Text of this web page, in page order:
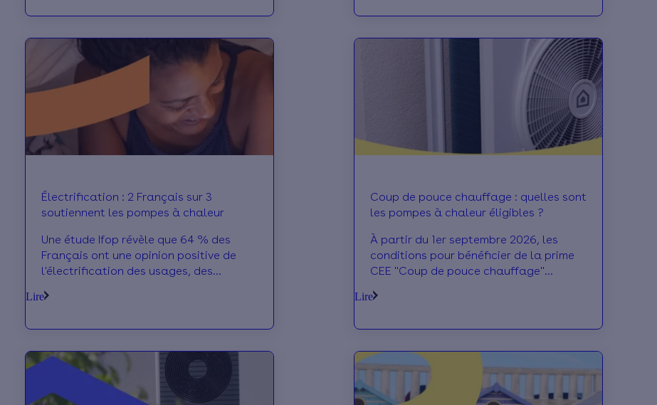
cette évolution.
Électrification : 2 Français sur 3
soutiennent les pompes à chaleur
Une étude Ifop révèle que 64 % des
Français ont une opinion positive de
l'électrification des usages, des
électriques.
Lire
Coup de pouce chauffage : quelles sont
les pompes à chaleur éligibles ?
À partir du 1er septembre 2026, les
conditions pour bénéficier de la prime
CEE "Coup de pouce chauffage"
faudra répondre à un cahier des
éligibles sont désormais disponibles sur
le site de l’ADEME.
Lire